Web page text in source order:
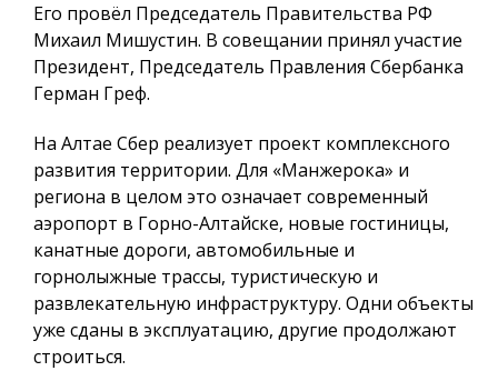
Его провёл Председатель Правительства РФ
Михаил Мишустин. В совещании принял участие
Президент, Председатель Правления Сбербанка
Герман Греф.
На Алтае Сбер реализует проект комплексного
развития территории. Для «Манжерока» и
региона в целом это означает современный
аэропорт в Горно-Алтайске, новые гостиницы,
канатные дороги, автомобильные и
горнолыжные трассы, туристическую и
развлекательную инфраструктуру. Одни объекты
уже сданы в эксплуатацию, другие продолжают
строиться.